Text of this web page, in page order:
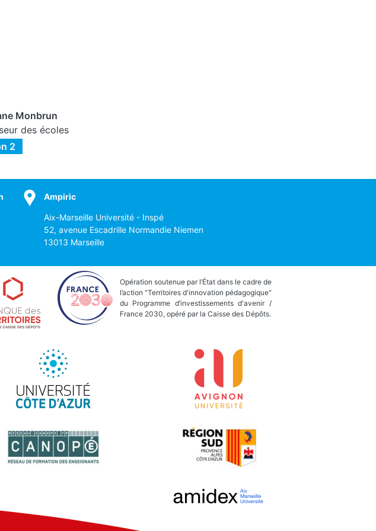
Monbrun
des écoles
2
Ampiric
Aix-Marseille Université - Inspé
52, avenue Escadrille Normandie Niemen
13013 Marseille
Opération soutenue par l’État dans le cadre de
l’action "Territoires d'innovation pédagogique"
du Programme d’investissements d'avenir /
France 2030, opéré par la Caisse des Dépôts.